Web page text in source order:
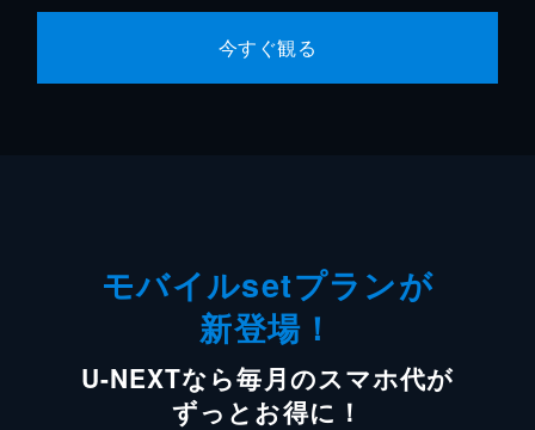
今すぐ観る
モバイルsetプランが
新登場！
U-NEXTなら毎月のスマホ代が
ずっとお得に！